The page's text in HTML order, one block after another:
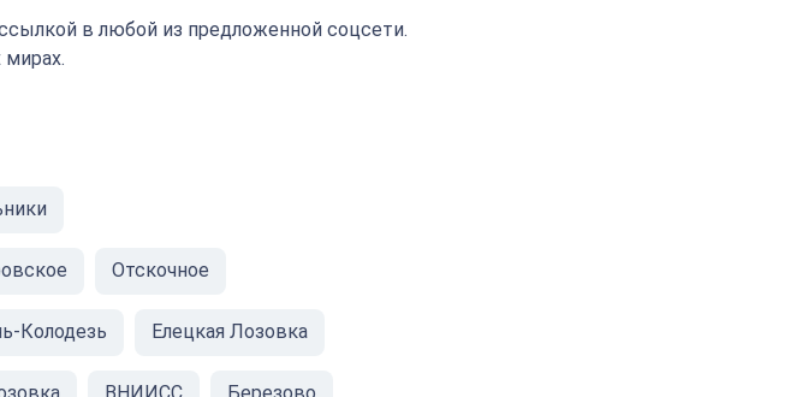
в любой из предложенной соцсети.
Отскочное
Колодезь Елецкая Лозовка